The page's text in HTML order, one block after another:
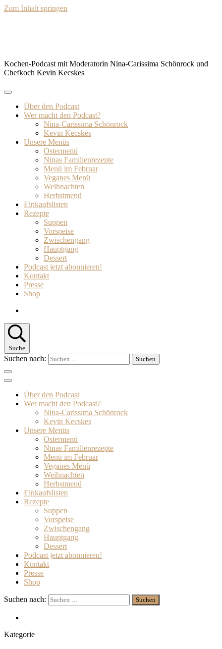
Zum Inhalt springen
Kochen-Podcast mit Moderatorin Nina-Carissima Schönrock und
Chefkoch Kevin Kecskes
Über den Podcast
Wer macht den Podcast?
Nina-Carissima Schönrock
Kevin Kecskes
Unsere Menüs
Ostermenü
Ninas Familienrezepte
Menü im Februar
Veganes Menü
Weihnachten
Herbstmenü
Einkaufslisten
Rezepte
Suppen
Vorspeise
Zwischengang
Hauptgang
Dessert
Podcast jetzt abonnieren!
Kontakt
Presse
Shop
Suche
Suchen nach:
Über den Podcast
Wer macht den Podcast?
Nina-Carissima Schönrock
Kevin Kecskes
Unsere Menüs
Ostermenü
Ninas Familienrezepte
Menü im Februar
Veganes Menü
Weihnachten
Herbstmenü
Einkaufslisten
Rezepte
Suppen
Vorspeise
Zwischengang
Hauptgang
Dessert
Podcast jetzt abonnieren!
Kontakt
Presse
Shop
Suchen nach:
Kategorie